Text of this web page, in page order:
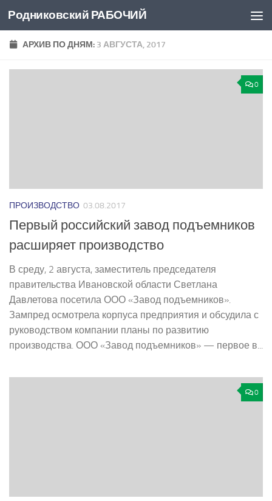
Перейти к содержимому
Родниковский РАБОЧИЙ
АРХИВ ПО ДНЯМ: 3 АВГУСТА, 2017
0
ПРОИЗВОДСТВО 03.08.2017
Первый российский завод подъемников
расширяет производство
В среду, 2 августа, заместитель председателя
правительства Ивановской области Светлана
Давлетова посетила ООО «Завод подъемников».
Зампред осмотрела корпуса предприятия и обсудила с
руководством компании планы по развитию
производства. ООО «Завод подъемников» — первое в...
0